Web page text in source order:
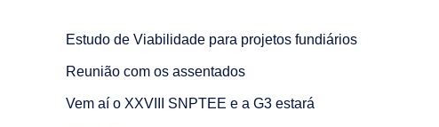
Estudo de Viabilidade para projetos fundiários
Reunião com os assentados
Vem aí o XXVIII SNPTEE e a G3 estará